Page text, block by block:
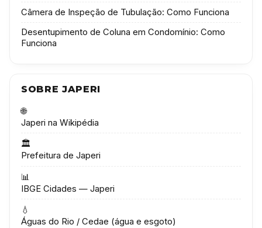
Câmera de Inspeção de Tubulação: Como Funciona
Desentupimento de Coluna em Condomínio: Como
Funciona
SOBRE JAPERI
🌐
Japeri na Wikipédia
🏛️
Prefeitura de Japeri
📊
IBGE Cidades — Japeri
💧
Águas do Rio / Cedae (água e esgoto)